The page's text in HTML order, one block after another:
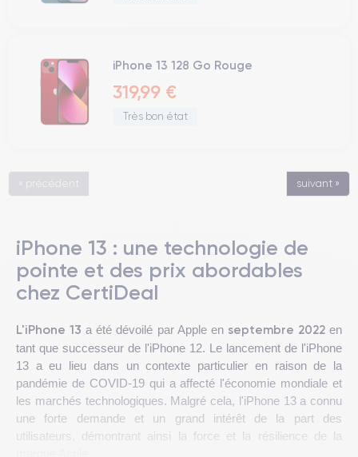
iPhone 13 128 Go Rouge
319,99 €
Très bon état
« précédent suivant »
iPhone 13 : une technologie de
pointe et des prix abordables
chez CertiDeal
L'iPhone 13 a été dévoilé par Apple en septembre 2022en
tant que successeur de l'iPhone 12. Le lancement de l'iPhone
13 a eu lieu dans un contexte particulier en raison de la
pandémie de COVID-19 qui a affecté l'économie mondiale et
les marchés technologiques. Malgré cela, l'iPhone 13 a connu
une forte demande et un grand intérêt de la part des
utilisateurs, démontrant ainsi la force et la résilience de la